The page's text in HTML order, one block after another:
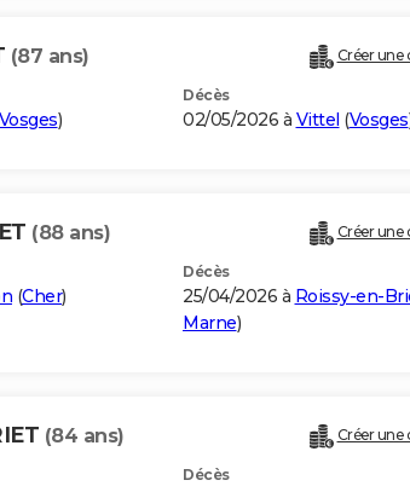
(87 ans) Créer une
)
Décès
02/05/2026 à Vittel (Vosges
(88 ans) Créer une
(Cher)
Décès
25/04/2026 à Roissy-en-
Marne)
(84 ans) Créer une
Décès